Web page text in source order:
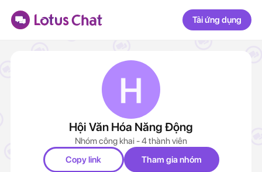
Tải ứng dụng
Hội Văn Hóa Năng Động
Nhóm công khai - 4 thành viên
Copy link
Tham gia nhóm